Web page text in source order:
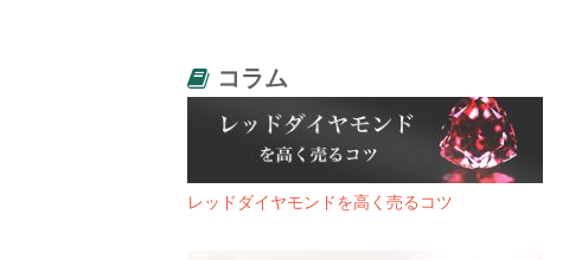
コラム
レッドダイヤモンドを高く売るコツ